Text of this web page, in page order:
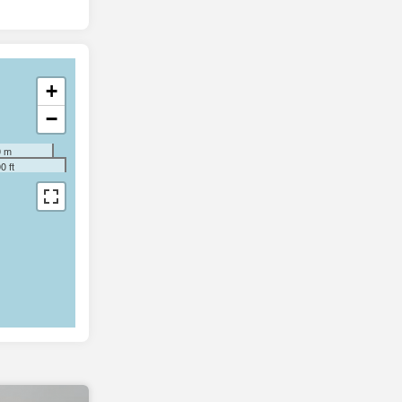
+
−
m
ft